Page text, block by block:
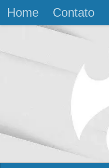
Skip to content
Home Contato